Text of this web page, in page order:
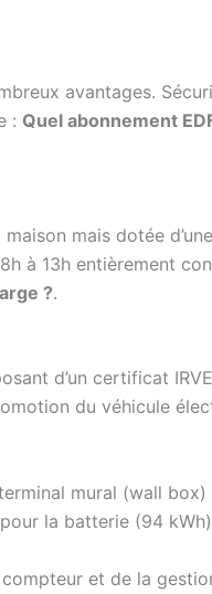
avantages.
: Quel abonnement
mais dotée
à 13h entièrement
?.
d’un certificat
du véhicule
mural (wall
la batterie (94
et de la